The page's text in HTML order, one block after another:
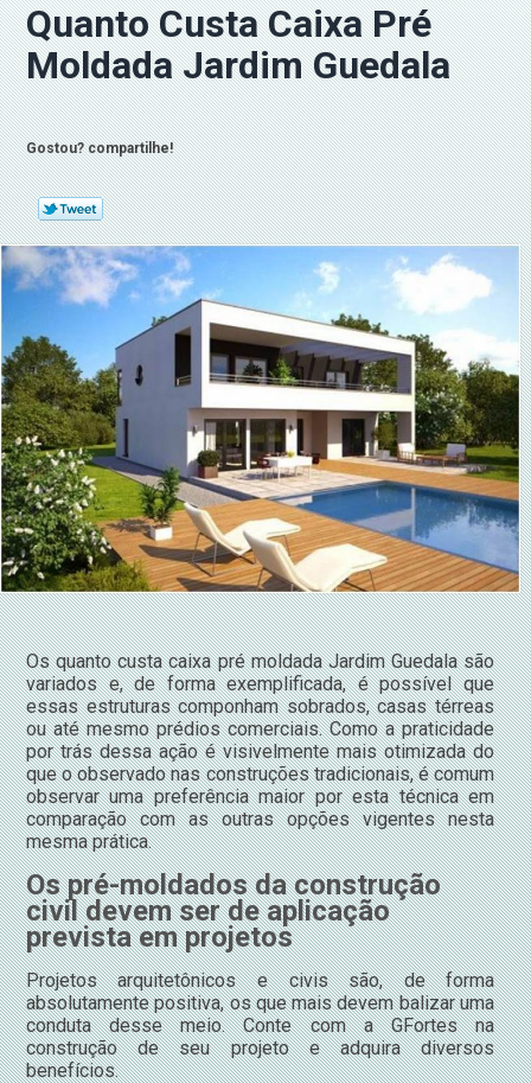
Quanto Custa Caixa Pré
Moldada Jardim Guedala
Gostou? compartilhe!
Os quanto custa caixa pré moldada Jardim Guedala são
variados e, de forma exemplificada, é possível que
essas estruturas componham sobrados, casas térreas
ou até mesmo prédios comerciais. Como a praticidade
por trás dessa ação é visivelmente mais otimizada do
que o observado nas construções tradicionais, é comum
observar uma preferência maior por esta técnica em
comparação com as outras opções vigentes nesta
mesma prática.
Os pré-moldados da construção
civil devem ser de aplicação
prevista em projetos
Projetos arquitetônicos e civis são, de forma
absolutamente positiva, os que mais devem balizar uma
conduta desse meio. Conte com a GFortes na
construção de seu projeto e adquira diversos
benefícios.